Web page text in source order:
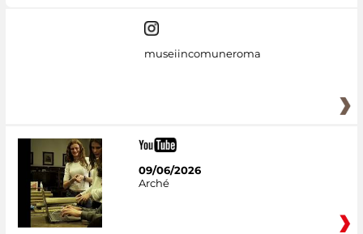
museiincomuneroma
09/06/2026
Arché